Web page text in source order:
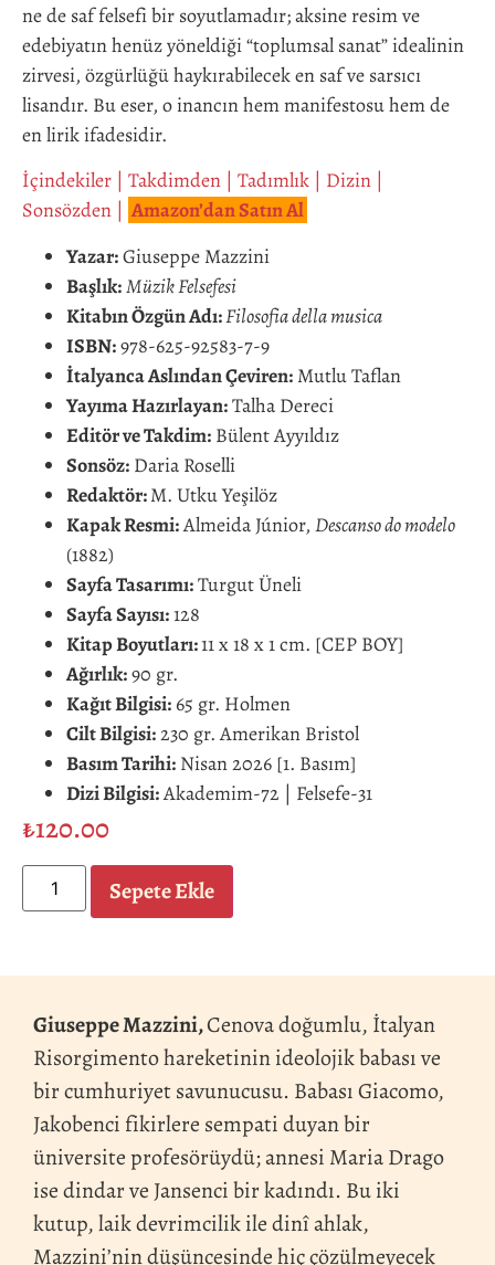
ne de saf felsefi bir soyutlamadır; aksine resim ve
edebiyatın henüz yöneldiği “toplumsal sanat” idealinin
zirvesi, özgürlüğü haykırabilecek en saf ve sarsıcı
lisandır. Bu eser, o inancın hem manifestosu hem de
en lirik ifadesidir.
İçindekiler | Takdimden | Tadımlık | Dizin |
Sonsözden | Amazon’dan Satın Al
Yazar:Giuseppe Mazzini
Başlık:Müzik Felsefesi
Kitabın Özgün Adı:Filosofia della musica
ISBN:978-625-92583-7-9
İtalyanca Aslından Çeviren: Mutlu Taflan
Yayıma Hazırlayan:Talha Dereci
Editör ve Takdim: Bülent Ayyıldız
Sonsöz: Daria Roselli
Redaktör:M. Utku Yeşilöz
Kapak Resmi:Almeida Júnior, Descanso do modelo
(1882)
Sayfa Tasarımı:Turgut Üneli
Sayfa Sayısı:128
Kitap Boyutları:11 x 18 x 1 cm. [CEP BOY]
Ağırlık:90 gr.
Kağıt Bilgisi: 65 gr. Holmen
Cilt Bilgisi:230 gr. Amerikan Bristol
Basım Tarihi: Nisan 2026 [1. Basım]
Dizi Bilgisi:Akademim-72 | Felsefe-31
₺120.00
Sepete Ekle
Giuseppe Mazzini,Cenova doğumlu, İtalyan
Risorgimento hareketinin ideolojik babası ve
bir cumhuriyet savunucusu. Babası Giacomo,
Jakobenci fikirlere sempati duyan bir
üniversite profesörüydü; annesi Maria Drago
ise dindar ve Jansenci bir kadındı. Bu iki
kutup, laik devrimcilik ile dinî ahlak,
Mazzini’nin düşüncesinde hiç çözülmeyecek